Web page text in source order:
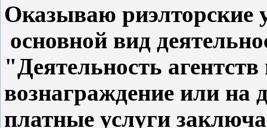
Оказываю риэлторские
основной вид
"Деятельность
вознаграждение или на
платные услуги